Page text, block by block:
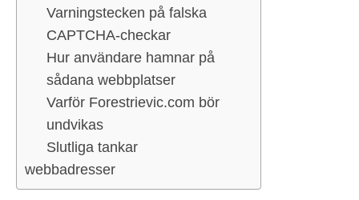
Varningstecken på falska
CAPTCHA-checkar
Hur användare hamnar på
sådana webbplatser
Varför Forestrievic.com bör
undvikas
Slutliga tankar
webbadresser